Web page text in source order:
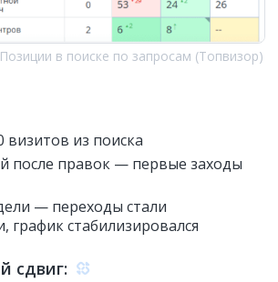
Позиции в поиске по запросам (Топвизор)
из поиска
после правок — первые заходы
— переходы стали
стабилизировался
сдвиг: